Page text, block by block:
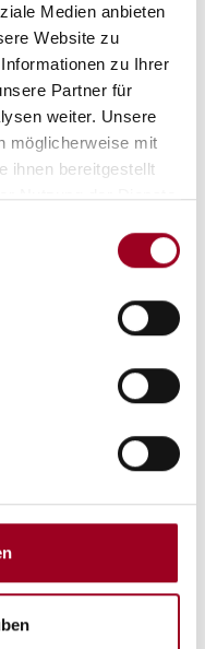
Medien anbieten
Website zu
zu Ihrer
Partner für
weiter. Unsere
möglicherweise mit
ihnen bereitgestellt
Nutzung der Dienste